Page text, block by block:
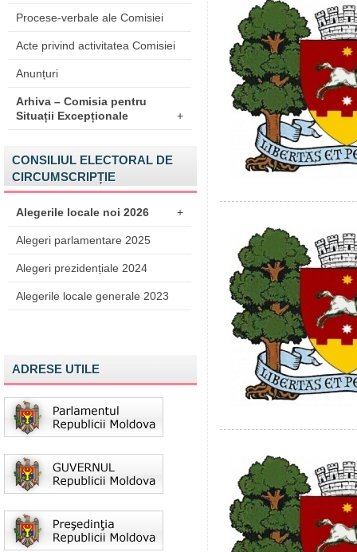
Procese-verbale ale Comisiei
Acte privind activitatea Comisiei
Anunțuri
Arhiva – Comisia pentru
Situații Excepționale
+
CONSILIUL ELECTORAL DE
CIRCUMSCRIPȚIE
Alegerile locale noi 2026 +
Alegeri parlamentare 2025
Alegeri prezidențiale 2024
Alegerile locale generale 2023
ADRESE UTILE